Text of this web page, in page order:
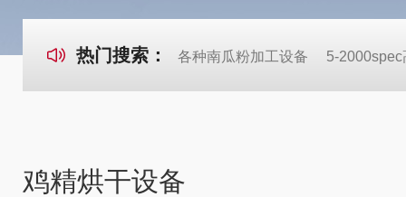
热门搜索： 各种南瓜粉加工设备 5-
鸡精烘干设备